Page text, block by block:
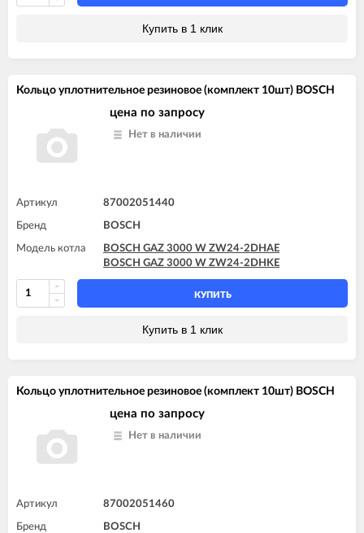
Купить в 1 клик
Кольцо уплотнительное резиновое (комплект 10шт) BOSCH
цена по запросу
Нет в наличии
Артикул 87002051440
Бренд BOSCH
Модель котла
BOSCH GAZ 3000 W ZW24-2DHAE
BOSCH GAZ 3000 W ZW24-2DHKE
КУПИТЬ
Купить в 1 клик
Кольцо уплотнительное резиновое (комплект 10шт) BOSCH
цена по запросу
Нет в наличии
Артикул 87002051460
Бренд BOSCH